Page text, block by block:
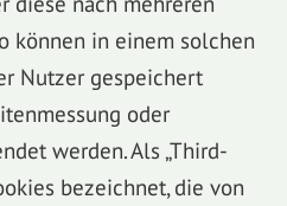
können in einem solchen
Nutzer gespeichert
oder
werden. Als „Third-
bezeichnet, die von